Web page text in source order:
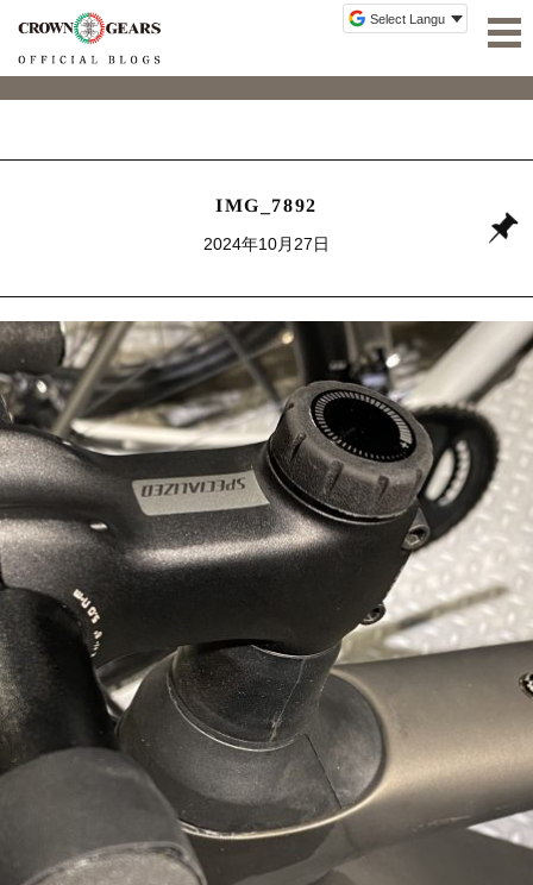
IMG_7892
2024年10月27日